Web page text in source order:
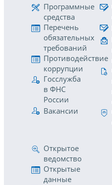
Программные
средства
Перечень
обязательных
требований
Противодействие
коррупции
Госслужба
в ФНС
России
Вакансии
Открытое
ведомство
Открытые
данные